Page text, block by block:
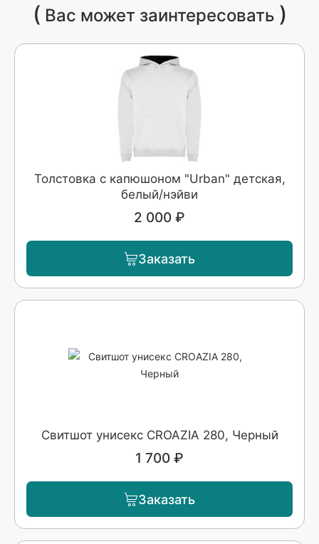
( Вас может заинтересовать )
Толстовка с капюшоном "Urban" детская,
белый/нэйви
2 000 ₽
Заказать
Свитшот унисекс CROAZIA 280, Черный
1 700 ₽
Заказать